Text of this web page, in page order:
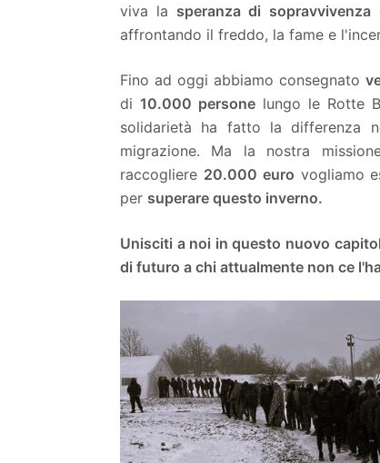
viva la speranza di sopravvivenza
affrontando il freddo, la fame e
Fino ad oggi abbiamo consegnato
di 10.000 persone lungo le Rotte
solidarietà ha fatto la differenza
migrazione. Ma la nostra
raccogliere 20.000 euro vogliamo
per superare questo inverno.
Unisciti a noi in questo nuovo
di futuro a chi attualmente non ce